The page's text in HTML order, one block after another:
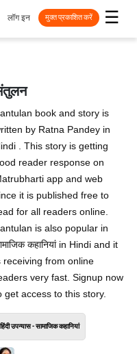
☰
लॉग इन मुक्त प्रकाशित करें
book and story is
by Ratna Pandey in
. This story is getting
reader response on
app and web
it is published free to
for all readers online.
is also popular in
कहानियां in Hindi and it
receiving from online
very fast. Signup now
get access to this story.
हिंदी उपन्यास - सामाजिक कहानियां